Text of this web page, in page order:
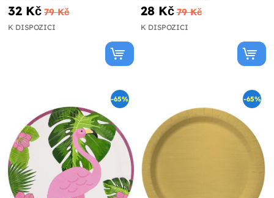
32 Kč 79 Kč
K DISPOZICI
28 Kč 79 Kč
K DISPOZICI
-65% -65%